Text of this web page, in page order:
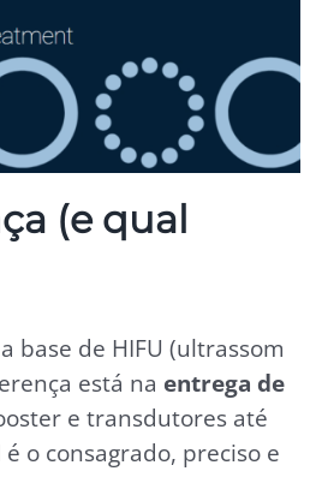
(e qual
base de HIFU (ultrassom
está na entrega de
e transdutores até
o consagrado, preciso e